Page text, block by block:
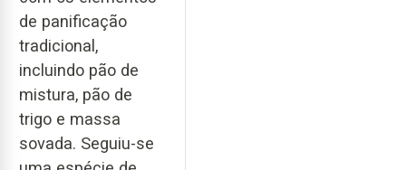
de panificação
tradicional,
incluindo pão de
mistura, pão de
trigo e massa
sovada. Seguiu-se